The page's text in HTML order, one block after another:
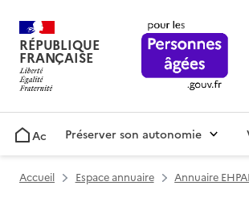
RÉPUBLIQUE
FRANÇAISE
AccueilPréserver son autonomie
Accueil Espace annuaire Annuaire